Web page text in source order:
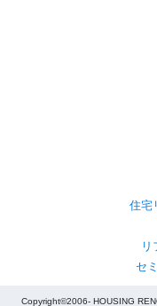
住宅
セ
Copyright©2006- HOUSING